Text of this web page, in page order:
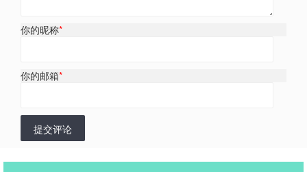
你的昵称*
你的邮箱*
提交评论